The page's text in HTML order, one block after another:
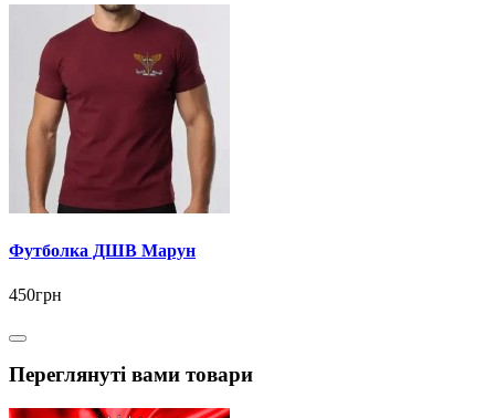
Футболка ДШВ Марун
450грн
Переглянуті вами товари